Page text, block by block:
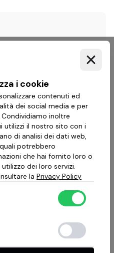
i cookie
contenuti ed
dei social media e per
inoltre
utilizzi il nostro sito con i
di analisi dei dati web,
potrebbero
che hai fornito loro o
dei loro servizi.
la Privacy Policy